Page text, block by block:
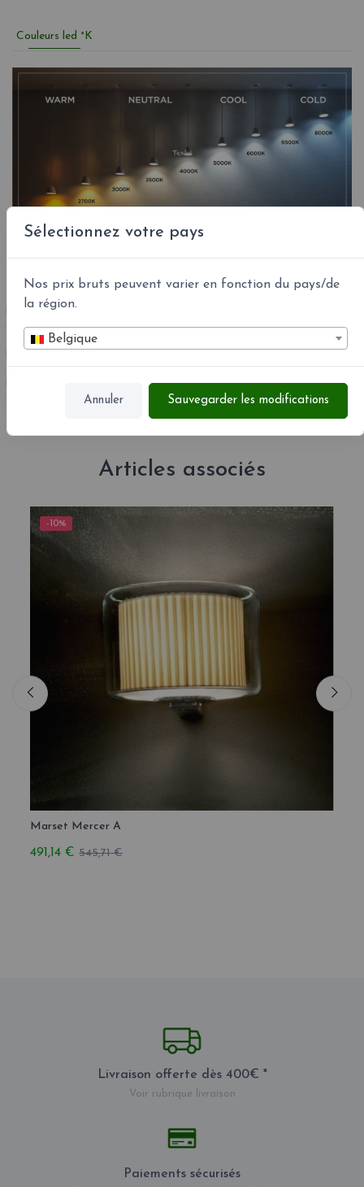
Sélectionnez votre pays
Nos prix bruts peuvent varier en fonction du pays/de
la région.
Belgique
Annuler Sauvegarder les modifications
Couleurs led °K
RÉFÉRENCE
A89-074
Articles associés
-10%
Marset Mercer A
491,14 € 545,71 €
Livraison offerte dès 400€ *
Voir rubrique livraison
Paiements sécurisés